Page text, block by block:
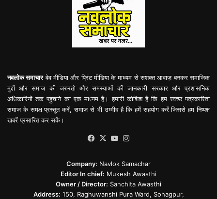
नवलोक समाचारवेव मीडिया और प्रिंट मीडिया के माध्यम से सशक्त आवाज़ बनकर समाजिक
मुद्दों और समाज की जरुरतो और समस्याओं की जानकारी सरकार और प्रशासनिक
अधिकारियों तक पहुचाने का एक माध्यम है। हमारी कोशिश है कि हम स्वच्छ पत्रकारिता
समाज के समक्ष प्रस्तुत करें, समाज से भी उम्मीद है कि हमें सहयोग करें जिससे हम निष्पक्ष
खबरें प्रसारित कर सकें।
Facebook
X YouTube
Company: Navlok Samachar
Editor In chief: Mukesh Awasthi
Owner / Director: Sanchita Awasthi
Address: 150, Raghuwanshi Pura Ward, Sohagpur,